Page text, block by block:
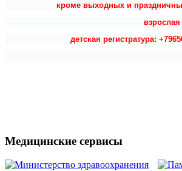
кроме выходных и
взрослая
детская регистратура:
Медицинские сервисы